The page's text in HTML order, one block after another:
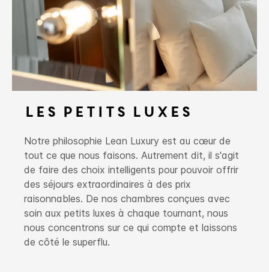
Les petits luxes
Notre philosophie Lean Luxury est au cœur de
tout ce que nous faisons. Autrement dit, il s'agit
de faire des choix intelligents pour pouvoir offrir
des séjours extraordinaires à des prix
raisonnables. De nos chambres conçues avec
soin aux petits luxes à chaque tournant, nous
nous concentrons sur ce qui compte et laissons
de côté le superflu.